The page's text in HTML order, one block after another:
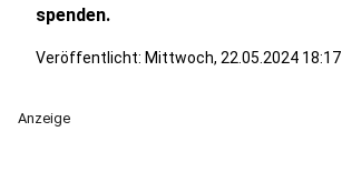
spenden.
Veröffentlicht: Mittwoch, 22.05.2024 18:17
Anzeige